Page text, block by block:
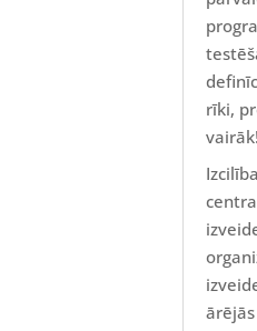
rīki,
vairāk!
centra